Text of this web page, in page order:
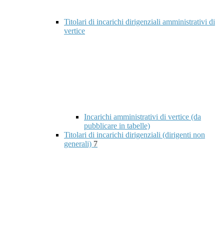
Titolari di incarichi dirigenziali amministrativi di
vertice
Incarichi amministrativi di vertice (da
pubblicare in tabelle)
Titolari di incarichi dirigenziali (dirigenti non
generali) 7